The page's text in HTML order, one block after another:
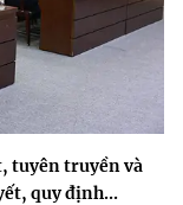
tuyên truyền và
quy định...